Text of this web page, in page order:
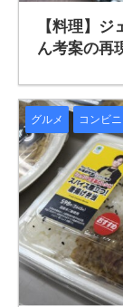
【料理】
ん考案の再
グルメ コンビ